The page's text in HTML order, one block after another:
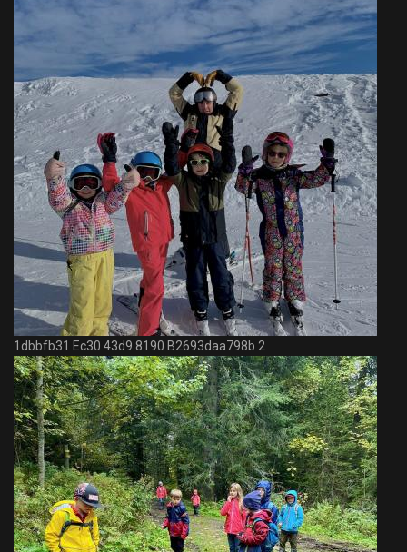
1dbbfb31 Ec30 43d9 8190 B2693daa798b 2